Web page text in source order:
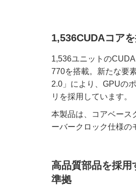
1,536CUDAコア
1,536ユニットの
770を搭載。新たな要
2.0」により、GPUの
リを採用しています。
本製品は、コアベース
ーバークロック仕様の
高品質部品を採用
準拠